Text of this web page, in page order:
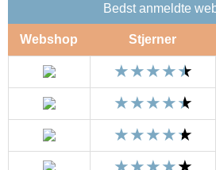
Bedst anmeldte
Webshop Stjerner